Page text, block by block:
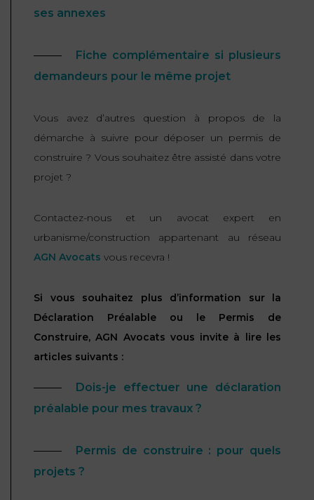
ses annexes
Fiche complémentaire si plusieurs
demandeurs pour le même projet
Vous avez d’autres question à propos de la
démarche à suivre pour déposer un permis de
construire ? Vous souhaitez être assisté dans votre
projet ?
Contactez-nous et un avocat expert en
urbanisme/construction appartenant au réseau
AGN Avocats vous recevra !
Si vous souhaitez plus d’information sur la
Déclaration Préalable ou le Permis de
Construire, AGN Avocats vous invite à lire les
articles suivants :
Dois-je effectuer une déclaration
préalable pour mes travaux ?
Permis de construire : pour quels
projets ?